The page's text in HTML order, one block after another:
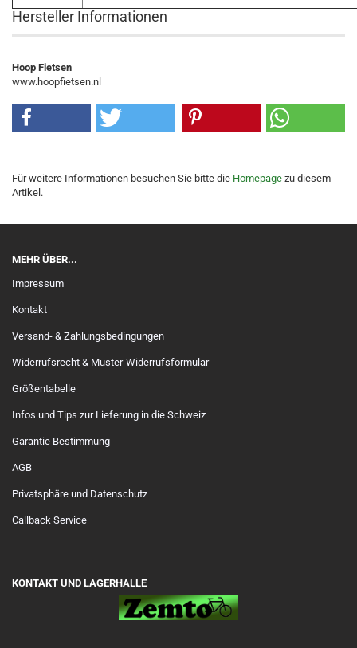
Hersteller Informationen
Hoop Fietsen
www.hoopfietsen.nl
Für weitere Informationen besuchen Sie bitte die Homepage zu diesem
Artikel.
MEHR ÜBER...
Impressum
Kontakt
Versand- & Zahlungsbedingungen
Widerrufsrecht & Muster-Widerrufsformular
Größentabelle
Infos und Tips zur Lieferung in die Schweiz
Garantie Bestimmung
AGB
Privatsphäre und Datenschutz
Callback Service
KONTAKT UND LAGERHALLE